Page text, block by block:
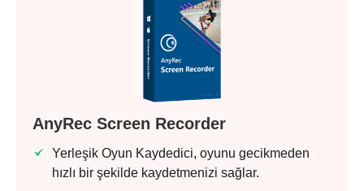
AnyRec Screen Recorder
Yerleşik Oyun Kaydedici, oyunu gecikmeden
hızlı bir şekilde kaydetmenizi sağlar.